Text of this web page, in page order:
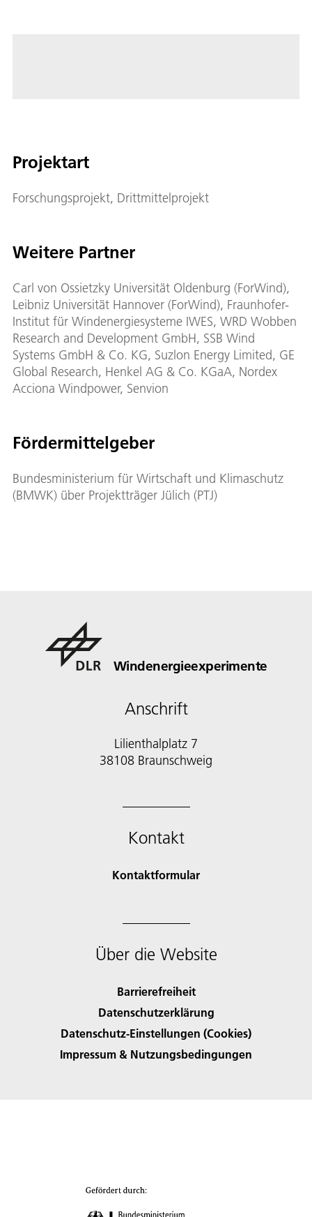
Projektart
Forschungsprojekt, Drittmittelprojekt
Weitere Partner
Carl von Ossietzky Universität Oldenburg (ForWind),
Leibniz Universität Hannover (ForWind), Fraunhofer-
Institut für Windenergiesysteme IWES, WRD Wobben
Research and Development GmbH, SSB Wind
Systems GmbH & Co. KG, Suzlon Energy Limited, GE
Global Research, Henkel AG & Co. KGaA, Nordex
Acciona Windpower, Senvion
Fördermittelgeber
Bundesministerium für Wirtschaft und Klimaschutz
(BMWK) über Projektträger Jülich (PTJ)
Windenergieexperimente
Anschrift
Lilienthalplatz 7
38108 Braunschweig
Kontakt
Kontaktformular
Über die Website
Barrierefreiheit
Datenschutzerklärung
Datenschutz-Einstellungen (Cookies)
Impressum & Nutzungsbedingungen